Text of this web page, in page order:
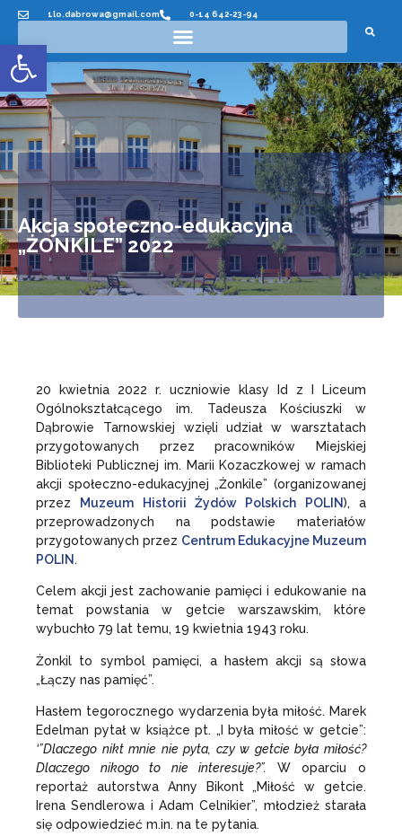
Otwórz pasek narzędzi
1lo.dabrowa@gmail.com 0-14 642-23-94
Akcja społeczno-edukacyjna
„ŻONKILE” 2022
20 kwietnia 2022 r. uczniowie klasy Id z I Liceum
Ogólnokształcącego im. Tadeusza Kościuszki w
Dąbrowie Tarnowskiej wzięli udział w warsztatach
przygotowanych przez pracowników Miejskiej
Biblioteki Publicznej im. Marii Kozaczkowej w ramach
akcji społeczno-edukacyjnej „Żonkile” (organizowanej
przez
Muzeum Historii Żydów Polskich POLIN), a
przeprowadzonych na podstawie materiałów
przygotowanych przez Centrum Edukacyjne Muzeum
POLIN .
Celem akcji jest zachowanie pamięci i edukowanie na
temat powstania w getcie warszawskim, które
wybuchło 79 lat temu, 19 kwietnia 1943 roku.
Żonkil to symbol pamięci, a hasłem akcji są słowa
„Łączy nas pamięć”.
Hasłem tegorocznego wydarzenia była miłość. Marek
Edelman pytał w książce pt. „I była miłość w getcie”:
‘”Dlaczego nikt mnie nie pyta, czy w getcie była miłość?
Dlaczego nikogo to nie interesuje?”. W oparciu o
reportaż autorstwa Anny Bikont „Miłość w getcie.
Irena Sendlerowa i Adam Celnikier”, młodzież starała
się odpowiedzieć m.in. na te pytania.